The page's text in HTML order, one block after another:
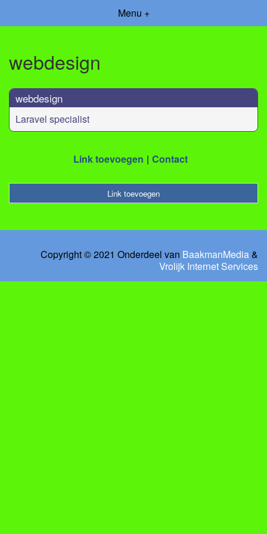
Menu +
webdesign
webdesign
Laravel specialist
Link toevoegen Contact
Link toevoegen
Copyright © 2021 Onderdeel van BaakmanMedia&
Vrolijk Internet Services